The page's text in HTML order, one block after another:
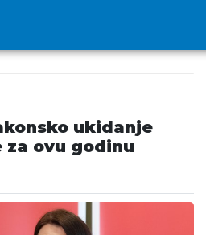
ukidanje
ovu godinu